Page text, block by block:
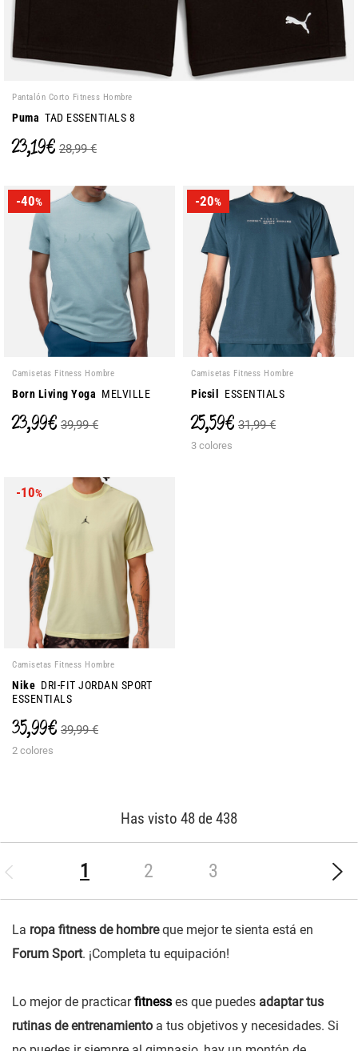
Pantalón Corto Fitness Hombre
Puma TAD ESSENTIALS 8
23,19 € 28,99 €
-40%
Camisetas Fitness Hombre
Born Living Yoga MELVILLE
23,99 € 39,99 €
-20%
Camisetas Fitness Hombre
Picsil ESSENTIALS
25,59 € 31,99 €
3 colores
-10%
Camisetas Fitness Hombre
Nike DRI-FIT JORDAN SPORT
ESSENTIALS
35,99 € 39,99 €
2 colores
Has visto 48 de 438
1 (current)
2 3
La ropa fitness de hombreque mejor te sienta está en
Forum Sport. ¡Completa tu equipación!
Lo mejor de practicarfitness es que puedes adaptar tus
rutinas de entrenamiento a tus objetivos y necesidades. Si